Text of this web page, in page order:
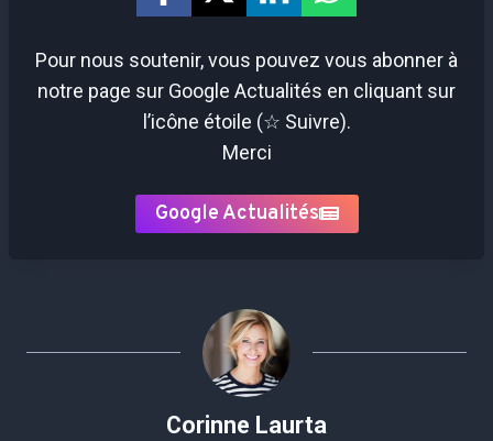
Pour nous soutenir, vous pouvez vous abonner à
notre page sur Google Actualités en cliquant sur
l’icône étoile (☆ Suivre).
Merci
Google Actualités
Corinne Laurta